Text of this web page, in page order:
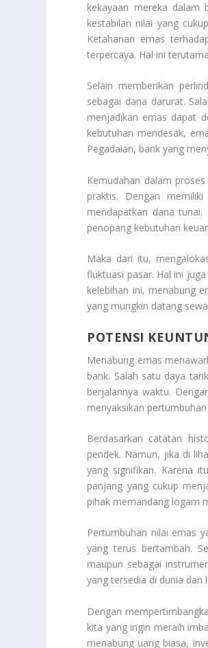
kekayaan mereka dalam
kestabilan nilai yang
Ketahanan emas
terpercaya. Hal ini
Selain memberikan
sebagai dana darurat.
menjadikan emas dapat
kebutuhan mendesak,
Pegadaian, bank yang
Kemudahan dalam
praktis. Dengan
mendapatkan dana
penopang kebutuhan
Maka dari itu,
fluktuasi pasar. Hal ini
kelebihan ini, menabung
yang mungkin datang
POTENSI
Menabung emas
bank. Salah satu daya
berjalannya waktu.
menyaksikan
Berdasarkan catatan
pendek. Namun, jika di
yang signifikan. Karena
panjang yang cukup
pihak memandang logam
Pertumbuhan nilai emas
yang terus bertambah.
maupun sebagai
yang tersedia di dunia
Dengan
kita yang ingin meraih
menabung uang biasa,